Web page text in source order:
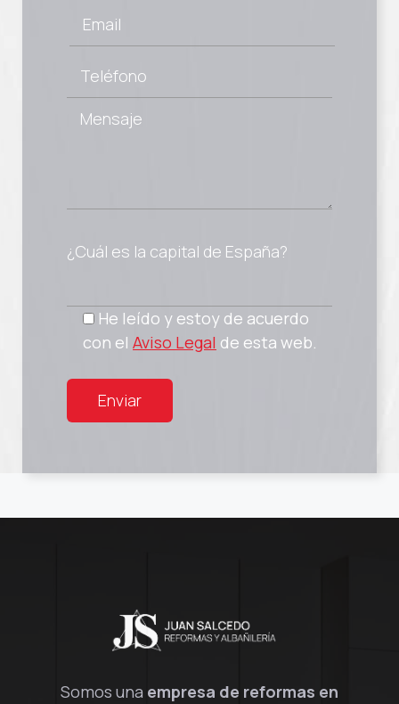
¿Cuál es la capital de España?
He leído y estoy de acuerdo
con el Aviso Legal de esta web.
Somos una empresa de reformas en